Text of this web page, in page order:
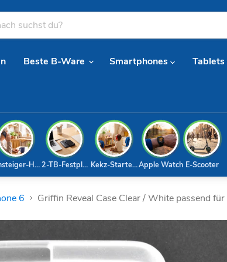
Beste B-Ware Smartphones Tablets
E-Scooter
Apple Watch
Kekz-Starterset
2-TB-Festplatte
Handy
6 Griffin Reveal Case Clear / White passend